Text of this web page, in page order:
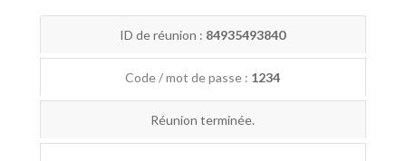
ID de réunion : 84935493840
Code / mot de passe : 1234
Réunion terminée.